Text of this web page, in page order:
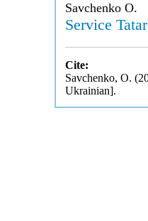
Savchenko O.
Service
Cite:
Savchenko, O.
Ukrainian].